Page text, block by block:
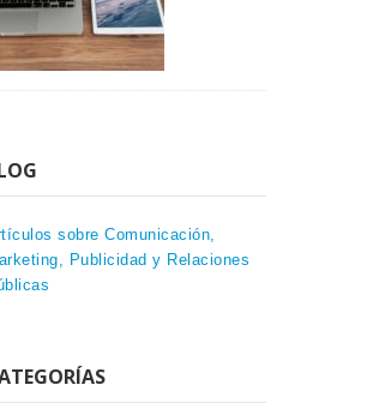
sobre Comunicación,
Publicidad y Relaciones